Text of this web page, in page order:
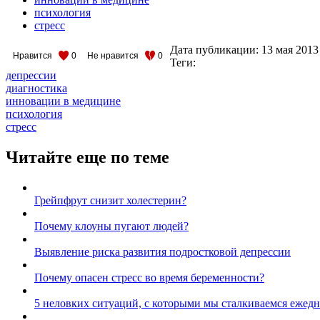
психология
стресс
Нравится 0 Не нравится 0 Дата публикации: 13 мая 2013
Теги:
депрессии
диагностика
инновации в медицине
психология
стресс
Читайте еще по теме
Грейпфрут снизит холестерин?
Почему клоуны пугают людей?
Выявление риска развития подростковой депрессии
Почему опасен стресс во время беременности?
5 неловких ситуаций, с которыми мы сталкиваемся